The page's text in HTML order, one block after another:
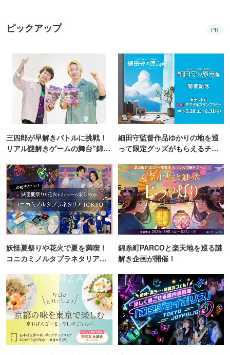
ピックアップ PR
三四郎が早解きバトルに挑戦！
リアル謎解きゲームの舞台"錦糸
細田守監督作品ゆかりの地を巡
って限定グッズがもらえるチャ
妖怪夏祭りや花火で夏を満喫！
コニカミノルタプラネタリア
錦糸町PARCOと楽天地を巡る謎
解き企画が開催！